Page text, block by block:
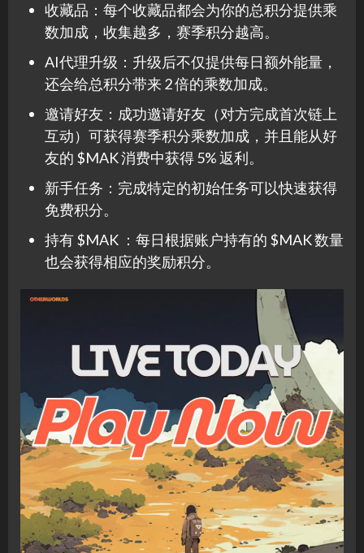
收藏品：每个收藏品都会为你的总积分提供乘
数加成，收集越多，赛季积分越高。
AI代理升级：升级后不仅提供每日额外能量，
还会给总积分带来 2 倍的乘数加成。
邀请好友：成功邀请好友（对方完成首次链上
互动）可获得赛季积分乘数加成，并且能从好
友的 $MAK 消费中获得 5% 返利。
新手任务：完成特定的初始任务可以快速获得
免费积分。
持有 $MAK ：每日根据账户持有的 $MAK 数量
也会获得相应的奖励积分。